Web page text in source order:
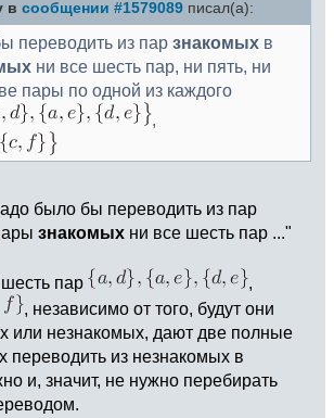
в сообщении #1579089 писал(а):
переводить из пар знакомых в
ни все шесть пар, ни пять, ни
пары по одной из каждого
,
было бы переводить из пар
знакомых ни все шесть пар ..."
шесть пар
,
, независимо от того, будут они
или незнакомых, дают две полные
переводить из незнакомых в
и, значит, не нужно перебирать